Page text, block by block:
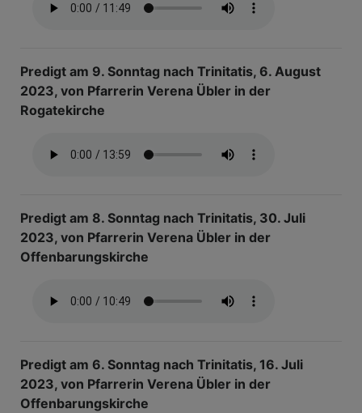
Predigt am 9. Sonntag nach Trinitatis, 6. August
2023, von Pfarrerin Verena Übler in der
Rogatekirche
Predigt am 8. Sonntag nach Trinitatis, 30. Juli
2023, von Pfarrerin Verena Übler in der
Offenbarungskirche
Predigt am 6. Sonntag nach Trinitatis, 16. Juli
2023, von Pfarrerin Verena Übler in der
Offenbarungskirche